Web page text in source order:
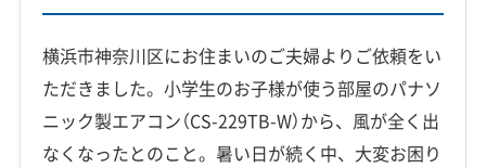
横浜市神奈川区にお住まいのご夫婦よりご依頼をい
ただきました。小学生のお子様が使う部屋のパナソ
ニック製エアコン（CS-229TB-W）から、風が全く出
なくなったとのこと。暑い日が続く中、大変お困り